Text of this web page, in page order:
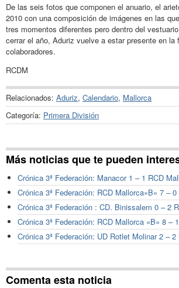
De las seis fotos que componen el anuario, el
2010 con una composición de imágenes en las
tres momentos diferentes pero dentro del
cerrar el año, Aduriz vuelve a estar presente en la
colaboradores.
RCDM
Relacionados: Aduriz, Calendario, Mallorca
Categoría: Primera División
Más noticias que te pueden
Crónica 3ª Federación: Manacor 1 – 1 RCD
Crónica 3ª Federación: RCD Mallorca»B» 7 –
Crónica 3ª Federación : CD. Binissalem 0 – 2
Crónica 3ª Federación: RCD Mallorca «B» 8 –
Crónica 3ª Federación: UD Rotlet Molinar 2 –
Comenta esta noticia